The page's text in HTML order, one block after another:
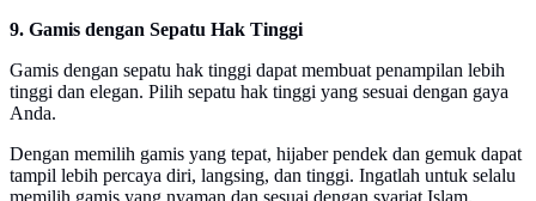
9. Gamis dengan Sepatu Hak Tinggi
Gamis dengan sepatu hak tinggi dapat membuat penampilan lebih
tinggi dan elegan. Pilih sepatu hak tinggi yang sesuai dengan gaya
Anda.
Dengan memilih gamis yang tepat, hijaber pendek dan gemuk dapat
tampil lebih percaya diri, langsing, dan tinggi. Ingatlah untuk selalu
memilih gamis yang nyaman dan sesuai dengan syariat Islam.